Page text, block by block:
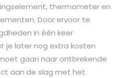
thermometer en
Door ervoor te
in één keer
je later nog extra kosten
gaan naar ontbrekende
aan de slag met het